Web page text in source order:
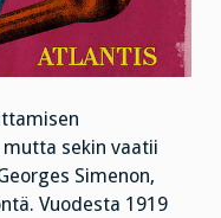
sekin vaatii
Simenon,
Vuodesta 1919